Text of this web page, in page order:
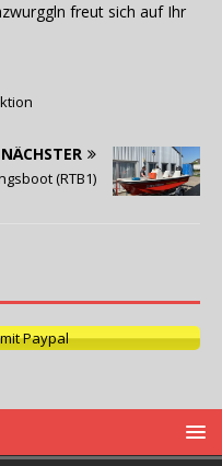
freut sich auf Ihr
NÄCHSTER
(RTB1)
Paypal